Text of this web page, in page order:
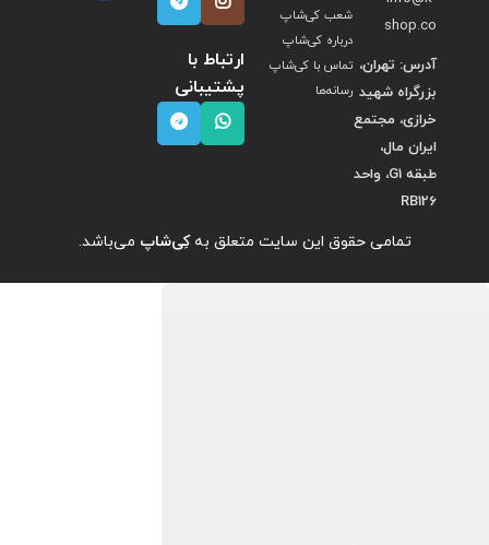
shop.co
آدرس: تهران،
بزرگراه شهید
خرازی، مجتمع
ایران مال،
طبقه G1، واحد
RB126
شعب کی‌شاپ
درباره کی‌شاپ
تماس با کی‌شاپ
رسانه‌ها
ارتباط با
پشتیبانی
تمامی حقوق این سایت متعلق بهکِی‌شاپ می‌باشد.